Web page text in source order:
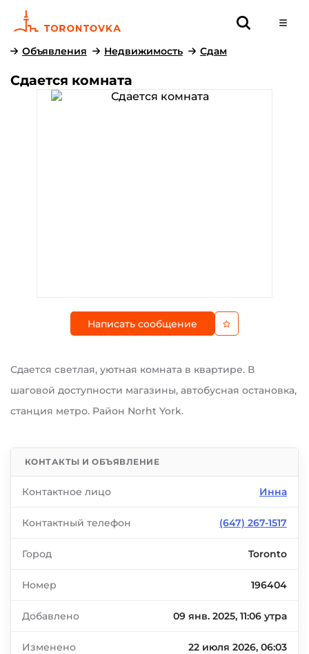
Объявления Недвижимость Сдам
Сдается комната
Написать сообщение
Сдается светлая, уютная комната в квартире. В
шаговой доступности магазины, автобусная остановка,
станция метро. Район Norht York.
КОНТАКТЫ И ОБЪЯВЛЕНИЕ
Контактное лицо Инна
Контактный телефон (647) 267-1517
Город Toronto
Номер 196404
Добавлено 09 янв. 2025, 11:06 утра
Изменено
22 июля 2026, 06:03